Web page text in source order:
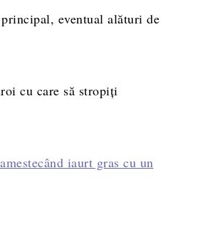
eventual alături de
cu care să stropiți
iaurt gras cu un